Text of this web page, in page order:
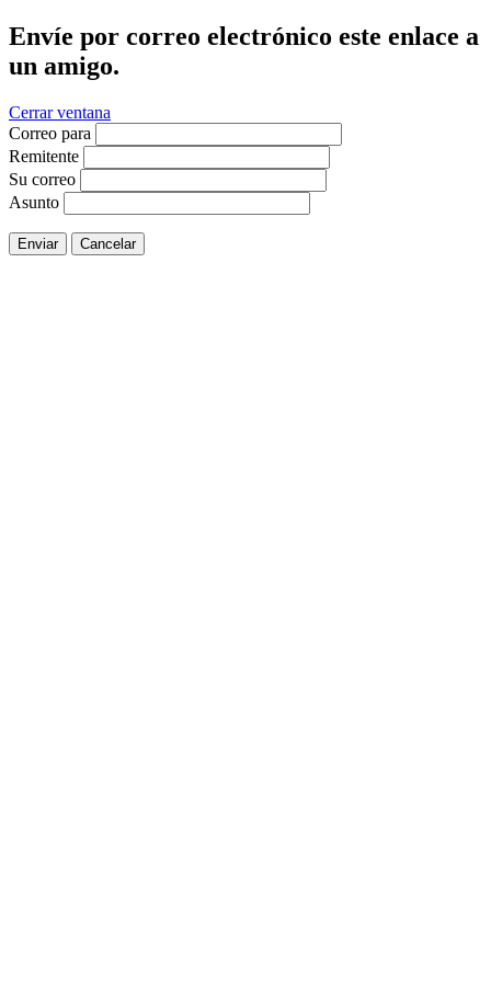
Envíe por correo electrónico este enlace a
un amigo.
Cerrar ventana
Correo para
Remitente
Su correo
Asunto
Enviar Cancelar